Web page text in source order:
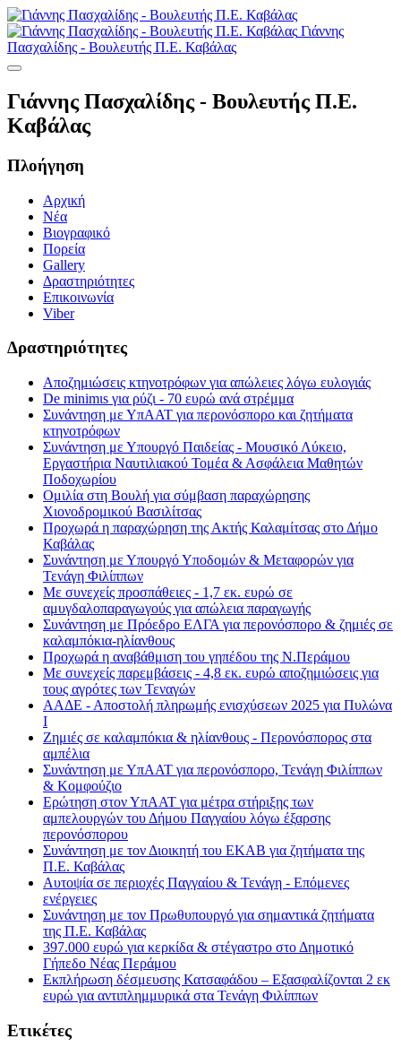
Γιάννης
Πασχαλίδης - Βουλευτής Π.Ε. Καβάλας
Γιάννης Πασχαλίδης - Βουλευτής Π.Ε.
Καβάλας
Πλοήγηση
Αρχική
Νέα
Βιογραφικό
Πορεία
Gallery
Δραστηριότητες
Επικοινωνία
Viber
Δραστηριότητες
Αποζημιώσεις κτηνοτρόφων για απώλειες λόγω ευλογιάς
De minimιs για ρύζι - 70 ευρώ ανά στρέμμα
Συνάντηση με ΥπΑΑΤ για περονόσπορο και ζητήματα
κτηνοτρόφων
Συνάντηση με Υπουργό Παιδείας - Μουσικό Λύκειο,
Εργαστήρια Ναυτιλιακού Τομέα & Ασφάλεια Μαθητών
Ποδοχωρίου
Ομιλία στη Βουλή για σύμβαση παραχώρησης
Χιονοδρομικού Βασιλίτσας
Προχωρά η παραχώρηση της Ακτής Καλαμίτσας στο Δήμο
Καβάλας
Συνάντηση με Υπουργό Υποδομών & Μεταφορών για
Τενάγη Φιλίππων
Με συνεχείς προσπάθειες - 1,7 εκ. ευρώ σε
αμυγδαλοπαραγωγούς για απώλεια παραγωγής
Συνάντηση με Πρόεδρο ΕΛΓΑ για περονόσπορο & ζημιές σε
καλαμπόκια-ηλίανθους
Προχωρά η αναβάθμιση του γηπέδου της Ν.Περάμου
Με συνεχείς παρεμβάσεις - 4,8 εκ. ευρώ αποζημιώσεις για
τους αγρότες των Τεναγών
ΑΑΔΕ - Αποστολή πληρωμής ενισχύσεων 2025 για Πυλώνα
Ι
Ζημιές σε καλαμπόκια & ηλίανθους - Περονόσπορος στα
αμπέλια
Συνάντηση με ΥπΑΑΤ για περονόσπορο, Τενάγη Φιλίππων
& Κομφούζιο
Ερώτηση στον ΥπΑΑΤ για μέτρα στήριξης των
αμπελουργών του Δήμου Παγγαίου λόγω έξαρσης
περονόσπορου
Συνάντηση με τον Διοικητή του ΕΚΑΒ για ζητήματα της
Π.Ε. Καβάλας
Αυτοψία σε περιοχές Παγγαίου & Τενάγη - Επόμενες
ενέργειες
Συνάντηση με τον Πρωθυπουργό για σημαντικά ζητήματα
της Π.Ε. Καβάλας
397.000 ευρώ για κερκίδα & στέγαστρο στο Δημοτικό
Γήπεδο Νέας Περάμου
Εκπλήρωση δέσμευσης Κατσαφάδου – Εξασφαλίζονται 2 εκ
ευρώ για αντιπλημμυρικά στα Τενάγη Φιλίππων
Ετικέτες